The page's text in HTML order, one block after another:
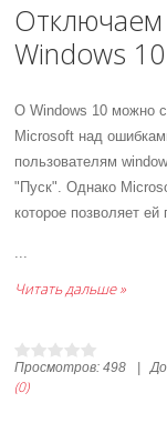
Windows 10
О Windows 10 можно
Microsoft над
пользователям
"Пуск". Однако
которое позволяет
...
Читать дальше »
Просмотров: 498
(0)